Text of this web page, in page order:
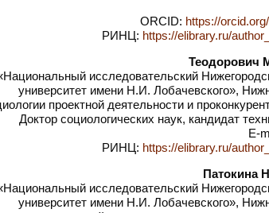
ORCID: https://
РИНЦ: https://elibrary.ru/
Теодорович
исследовательский
университет имени Н.И. Лобачевского»,
проектной деятельности и
Доктор социологических наук, кандидат
E-
РИНЦ: https://elibrary.ru/
Патокина
исследовательский
университет имени Н.И. Лобачевского»,